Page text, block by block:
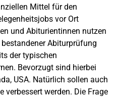
Mittel für den
vor Ort
und Abiturientinnen nutzen
Abiturprüfung
der typischen
Bevorzugt sind hierbei
USA. Natürlich sollen auch
verbessert werden. Die Frage